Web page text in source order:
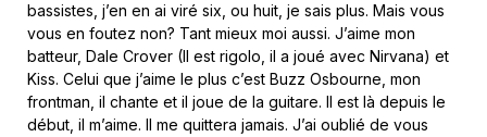
bassistes, j’en en ai viré six, ou huit, je sais plus. Mais vous
vous en foutez non? Tant mieux moi aussi. J’aime mon
batteur, Dale Crover (Il est rigolo, il a joué avec Nirvana) et
Kiss. Celui que j’aime le plus c’est Buzz Osbourne, mon
frontman, il chante et il joue de la guitare. Il est là depuis le
début, il m’aime. Il me quittera jamais. J’ai oublié de vous